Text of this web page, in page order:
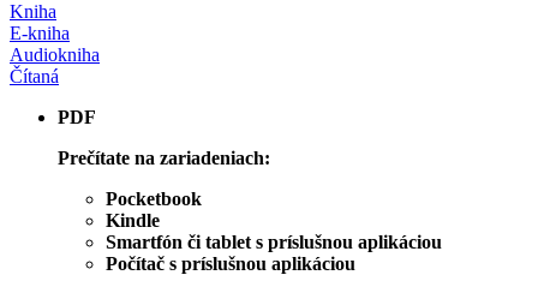
Kniha
E-kniha
Audiokniha
Čítaná
PDF
Prečítate na zariadeniach:
Pocketbook
Kindle
Smartfón či tablet s príslušnou aplikáciou
Počítač s príslušnou aplikáciou